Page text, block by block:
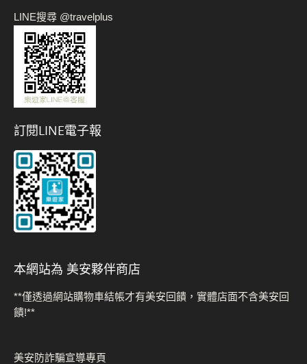
LINE搜尋 @travelplus
訂閱LINE電子報
本網站為 美安夥伴商店
**僅透過網站購物車結帳才有美安回饋，實體店面不含美安回
饋!**
美安防詐騙宣導專頁